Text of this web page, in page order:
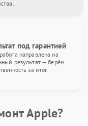
под гарантией
направлена на
результат — берём
за итог.
Apple?